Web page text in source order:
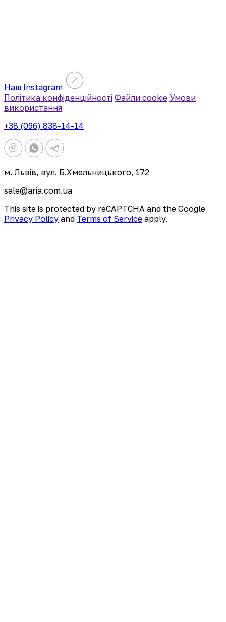
Наш Instagram
Політика конфіденційності Файли cookie Умови
використання
+38 (096) 838-14-14
м. Львів, вул. Б.Хмельницького, 172
sale@aria.com.ua
This site is protected by reCAPTCHA and the Google
Privacy Policy and Terms of Service apply.